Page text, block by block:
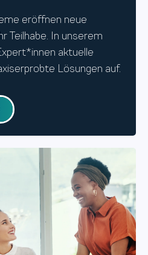
eröffnen neue
Teilhabe. In unserem
aktuelle
Lösungen auf.